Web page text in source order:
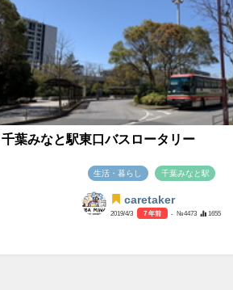
千葉みなと駅東口バスロータリー
生活・暮らし 千葉みなと駅
caretaker
2019/4/3 7 年前 - №4473 1655